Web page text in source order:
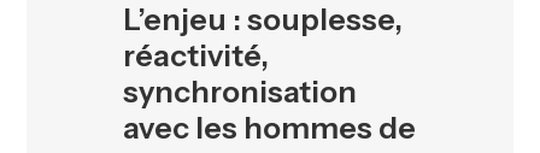
L’enjeu : souplesse,
réactivité,
synchronisation
avec les hommes de